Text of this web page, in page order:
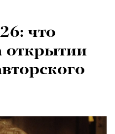
что
открытии